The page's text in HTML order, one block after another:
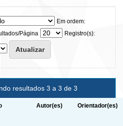
Em ordem:
Página
Registro(s):
resultados 3 a 3 de 3
Autor(es) Orientador(es)